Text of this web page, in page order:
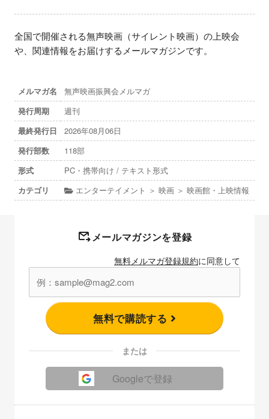
全国で開催される無声映画（サイレント映画）の上映会
や、関連情報をお届けするメールマガジンです。
メルマガ名
無声映画振興会メルマガ
発行周期
週刊
最終発行日
2026年08月06日
発行部数
118部
形式
PC・携帯向け / テキスト形式
カテゴリ
エンターテイメント ＞ 映画 ＞ 映画館・上映情報
メールマガジンを登録
無料メルマガ登録規約に同意して
無料で購読する
または
Googleで登録